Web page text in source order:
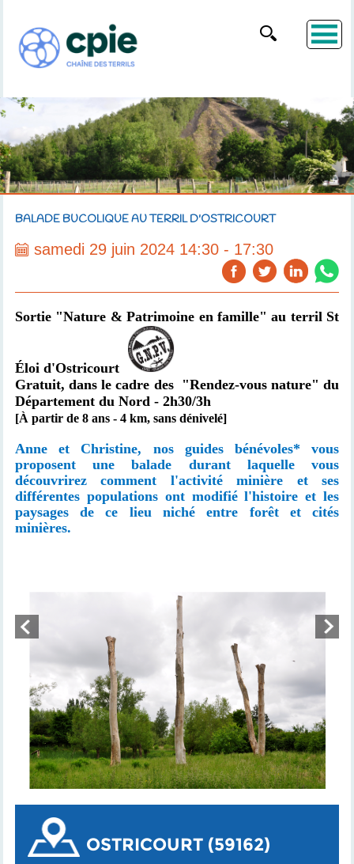
BALADE BUCOLIQUE AU TERRIL D'OSTRICOURT
samedi 29 juin 2024 14:30 - 17:30
Sortie "Nature & Patrimoine en famille" au terril St
Éloi d'Ostricourt
Gratuit, dans le cadre des"Rendez-vous nature" du
Département du Nord- 2h30/3h
[À partir de 8 ans - 4 km, sans dénivelé]
Anne et Christine, nos guides bénévoles* vous
proposent une balade durant laquelle vous
découvrirez comment l'activité minière et ses
différentes populations ont modifié l'histoire et les
paysages de ce lieu niché entre forêt et cités
minières.
OSTRICOURT (59162)